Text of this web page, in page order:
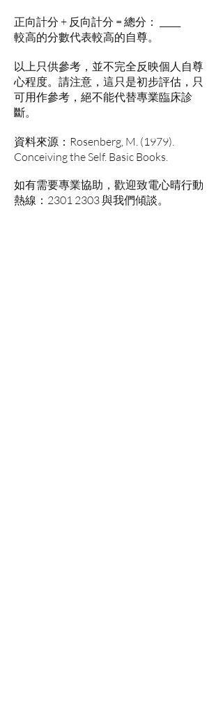
正向計分 + 反向計分 = 總分： _____
較高的分數代表較高的自尊。
以上只供參考，並不完全反映個人自尊
心程度。 請注意，這只是初步評估，只
可用作參考，絕不能代替專業臨床診
斷。
資料來源：Rosenberg, M. (1979).
Conceiving the Self. Basic Books.
如有需要專業協助，歡迎致電心晴行動
熱線：2301 2303 與我們傾談。